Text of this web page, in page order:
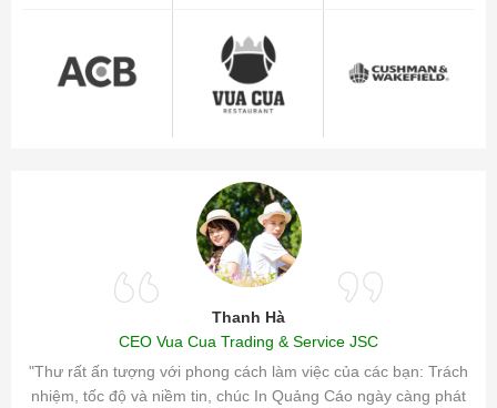
Thanh Hà
CEO Vua Cua Trading & Service JSC
"Thư rất ấn tượng với phong cách làm việc của các bạn: Trách
nhiệm, tốc độ và niềm tin, chúc In Quảng Cáo ngày càng phát
sóc